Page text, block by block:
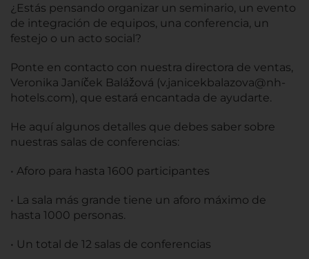
¿Estás pensando organizar un seminario, un evento
de integración de equipos, una conferencia, un
festejo o un acto social?
Ponte en contacto con nuestra directora de ventas,
Veronika Janíček Balážová (v.janicekbalazova@nh-
hotels.com), que estará encantada de ayudarte.
He aquí algunos detalles que debes saber sobre
nuestras salas de conferencias:
• Aforo para hasta 1600 participantes
• La sala más grande tiene un aforo máximo de
hasta 1000 personas.
• Un total de 12 salas de conferencias